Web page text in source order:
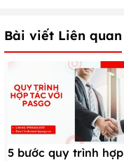
Bài viết Liên quan
5 bước quy trình hợp